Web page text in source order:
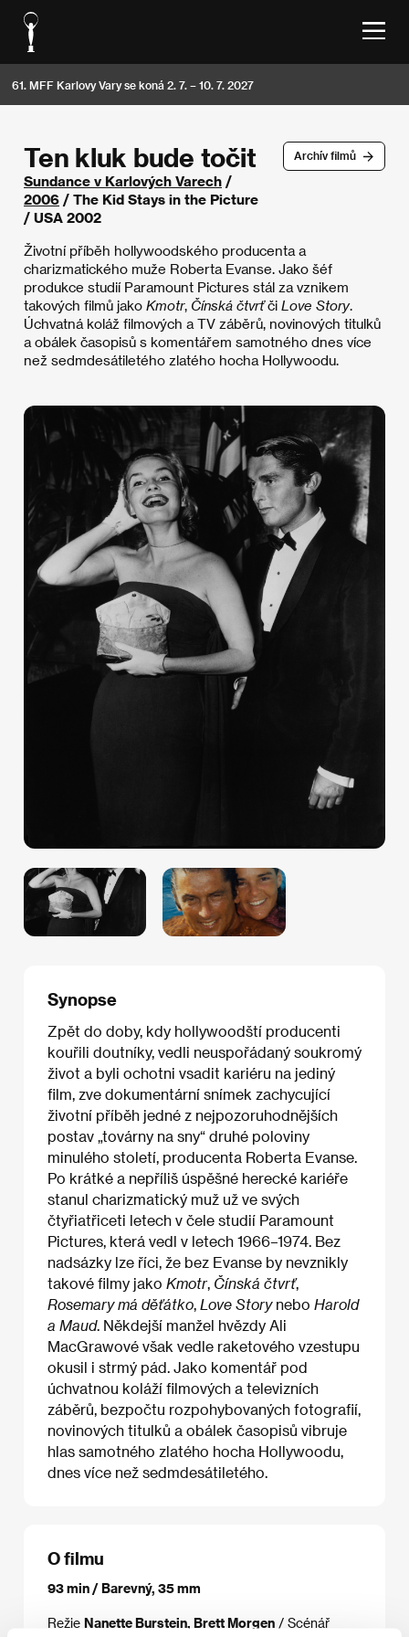
61. MFF Karlovy Vary se koná 2. 7. – 10. 7. 2027
Archív filmů
Ten kluk bude točit
Sundance v Karlových Varech /
2006 / The Kid Stays in the Picture
/ USA 2002
Životní příběh hollywoodského producenta a
charizmatického muže Roberta Evanse. Jako šéf
produkce studií Paramount Pictures stál za vznikem
takových filmů jako Kmotr, Čínská čtvrťči Love Story.
Úchvatná koláž filmových a TV záběrů, novinových titulků
a obálek časopisů s komentářem samotného dnes více
než sedmdesátiletého zlatého hocha Hollywoodu.
Synopse
Zpět do doby, kdy hollywoodští producenti
kouřili doutníky, vedli neuspořádaný soukromý
život a byli ochotni vsadit kariéru na jediný
film, zve dokumentární snímek zachycující
životní příběh jedné z nejpozoruhodnějších
postav „továrny na sny“ druhé poloviny
minulého století, producenta Roberta Evanse.
Po krátké a nepříliš úspěšné herecké kariéře
stanul charizmatický muž už ve svých
čtyřiatřiceti letech v čele studií Paramount
Pictures, která vedl v letech 1966–1974. Bez
nadsázky lze říci, že bez Evanse by nevznikly
takové filmy jako Kmotr, Čínská čtvrť,
Rosemary má děťátko, Love Storynebo Harold
a Maud. Někdejší manžel hvězdy Ali
MacGrawové však vedle raketového vzestupu
okusil i strmý pád. Jako komentář pod
úchvatnou koláží filmových a televizních
záběrů, bezpočtu rozpohybovaných fotografií,
novinových titulků a obálek časopisů vibruje
hlas samotného zlatého hocha Hollywoodu,
dnes více než sedmdesátiletého.
O filmu
93 min / Barevný, 35 mm
Režie Nanette Burstein, Brett Morgen / Scénář